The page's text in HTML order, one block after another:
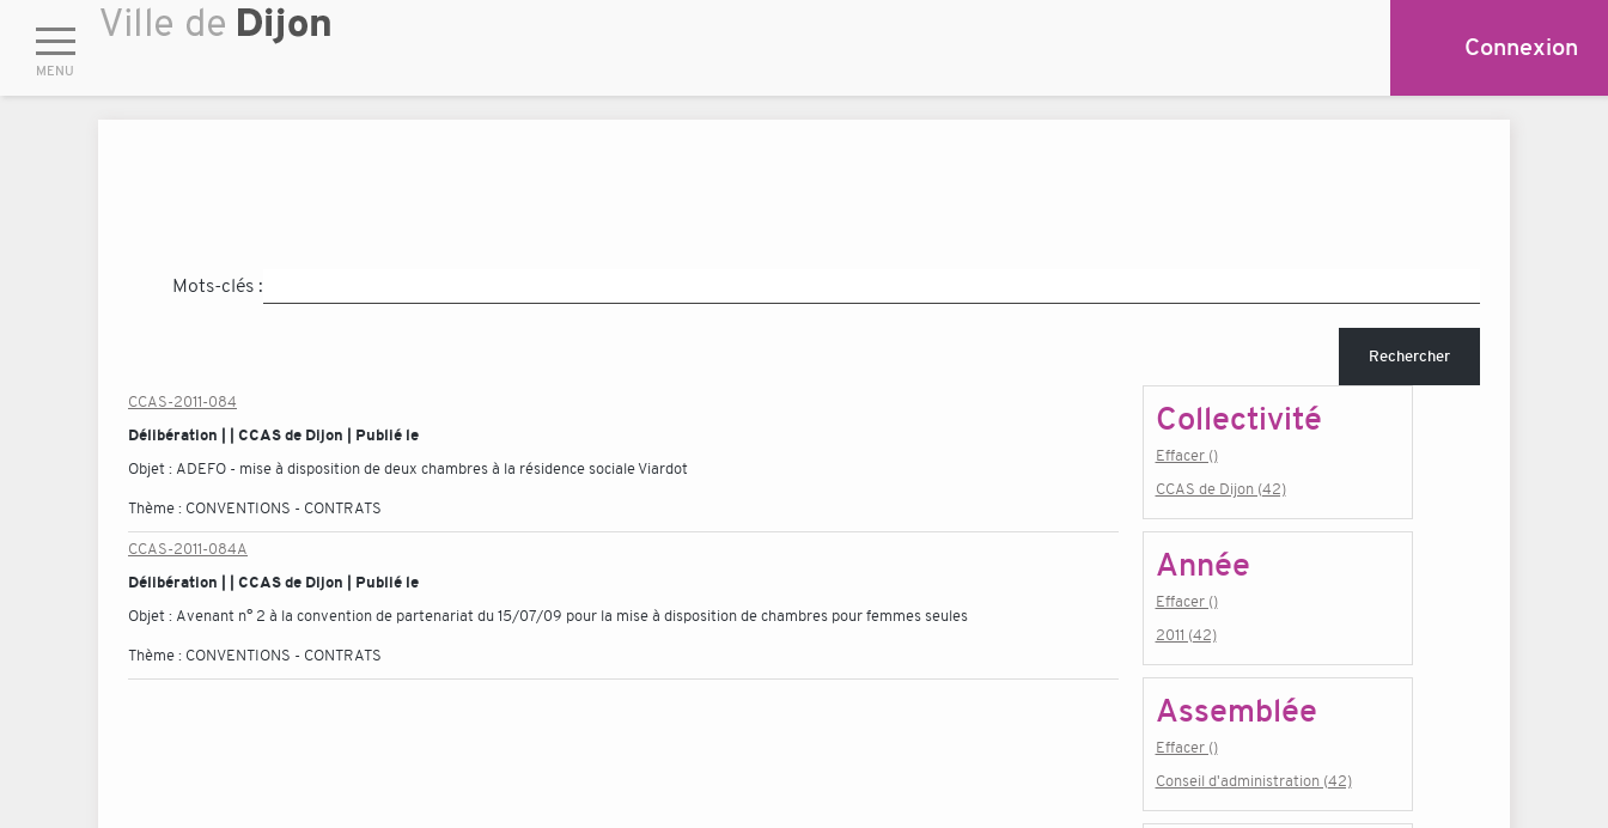
Connexion
Mots-clés :
Rechercher
CCAS-2011-084
Délibération | | CCAS de Dijon | Publié le
Objet : ADEFO - mise à disposition de deux chambres à la résidence sociale Viardot
Thème : CONVENTIONS - CONTRATS
CCAS-2011-084A
Délibération | | CCAS de Dijon | Publié le
Objet : Avenant n° 2 à la convention de partenariat du 15/07/09 pour la mise à disposition de chambres pour femmes seules
Thème : CONVENTIONS - CONTRATS
Collectivité
Effacer ()
CCAS de Dijon (42)
Année
Effacer ()
2011 (42)
Assemblée
Effacer ()
Conseil d'administration (42)